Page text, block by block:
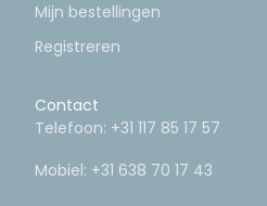
Mijn bestellingen
Registreren
Contact
Telefoon: +31 117 85 17 57
Mobiel: +31 638 70 17 43